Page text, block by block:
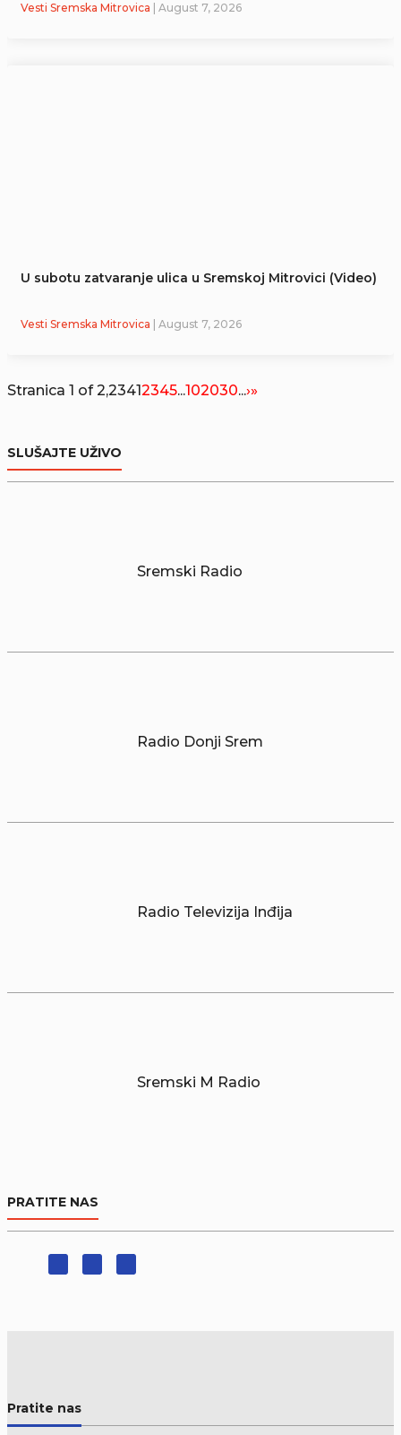
Vesti Sremska Mitrovica | August 7, 2026
U subotu zatvaranje ulica u Sremskoj Mitrovici (Video)
Vesti Sremska Mitrovica | August 7, 2026
Stranica 1 of 2,23412345...102030...›»
SLUŠAJTE UŽIVO
Sremski Radio
Radio Donji Srem
Radio Televizija Inđija
Sremski M Radio
PRATITE NAS
Pratite nas